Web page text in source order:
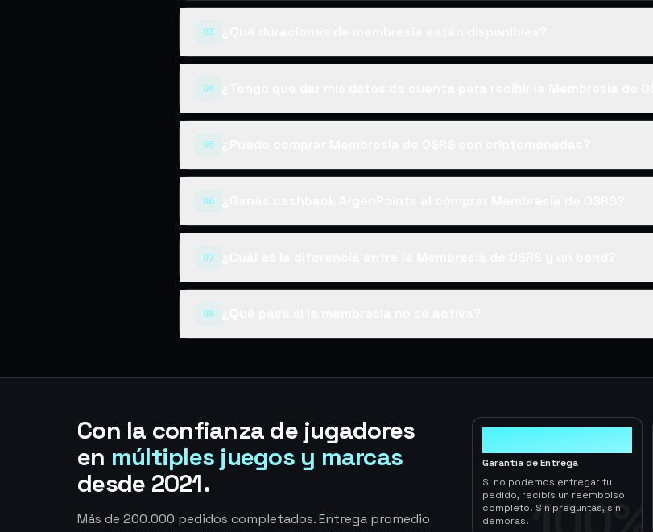
03
04
05
06
07
08
Con la confianza de jugadores
en múltiples juegos y marcas
desde 2021.
Más de 200.000 pedidos completados. Entrega promedio
Garantía de Entrega
Si no podemos entregar tu
pedido, recibís un reembolso
completo. Sin preguntas, sin
demoras.